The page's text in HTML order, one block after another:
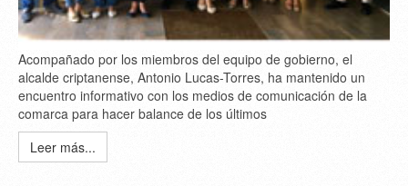
Acompañado por los miembros del equipo de gobierno, el
alcalde criptanense, Antonio Lucas-Torres, ha mantenido un
encuentro informativo con los medios de comunicación de la
comarca para hacer balance de los últimos
Leer más...